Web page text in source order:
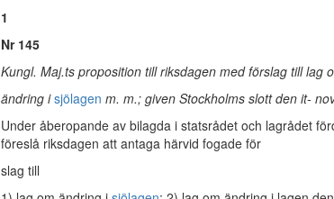
1
Nr 145
Kungl. Maj.ts proposition till riksdagen med förslag till lag
ändring isjölagen m. m.; given Stockholms slott den it-
Under åberopande av bilagda i statsrådet och lagrådet
föreslå riksdagen att antaga härvid fogade för­
slag till